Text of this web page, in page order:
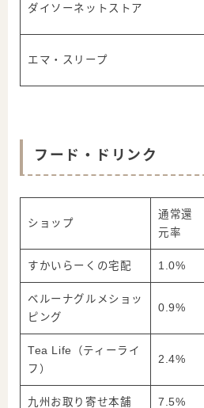
ダイソーネットストア
エマ・スリープ
フード・ドリンク
ショップ
通常還
元率
すかいらーくの宅配 1.0%
ベルーナグルメショッ
ピング
0.9%
Tea Life（ティーライ
フ）
2.4%
九州お取り寄せ本舗 7.5%